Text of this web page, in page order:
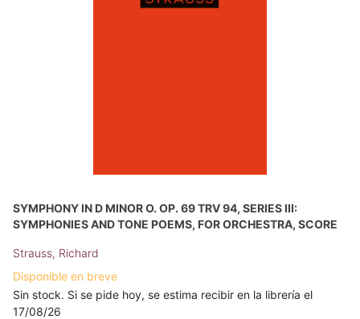
SYMPHONY IN D MINOR O. OP. 69 TRV 94, SERIES III:
SYMPHONIES AND TONE POEMS, FOR ORCHESTRA, SCORE
Strauss, Richard
Disponible en breve
Sin stock. Si se pide hoy, se estima recibir en la librería el
17/08/26